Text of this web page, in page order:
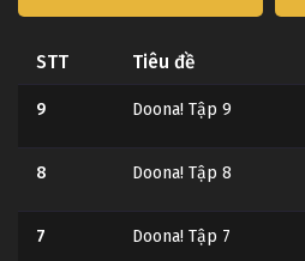
STT Tiêu đề
9 Doona! Tập 9
8 Doona! Tập 8
7 Doona! Tập 7